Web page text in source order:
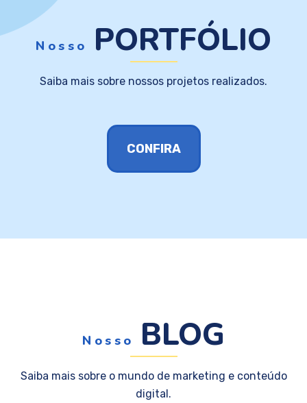
Nosso PORTFÓLIO
Saiba mais sobre nossos projetos realizados.
CONFIRA
Nosso BLOG
Saiba mais sobre o mundo de marketing e conteúdo
digital.